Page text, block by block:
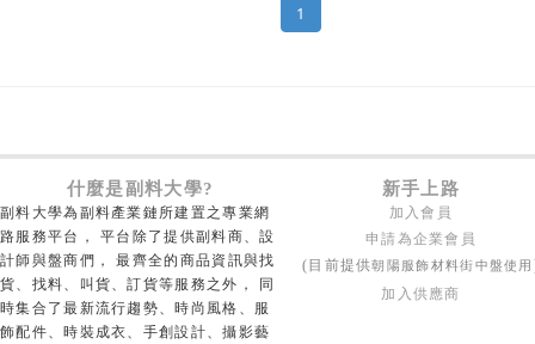
1
什麼是副料大學? 新手上路
副料大學為副料產業鏈所建置之專業網
路服務平台， 平台除了提供副料商、設
計師與盤商們， 最齊全的商品資訊與找
貨、找料、叫貨、訂貨等服務之外， 同
時集合了最新流行趨勢、時尚風格、服
飾配件、時裝成衣、手創設計、攝影藝
加入會員
申請為企業會員
(目前提供朝陽服飾材料街中盤使用
加入供應商